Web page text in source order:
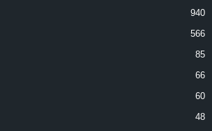
940
566
85
66
60
48